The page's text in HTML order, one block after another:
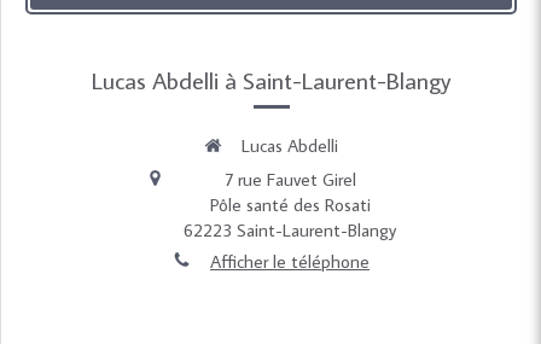
Lucas Abdelli à Saint-Laurent-Blangy
Lucas Abdelli
7 rue Fauvet Girel
Pôle santé des Rosati
62223 Saint-Laurent-Blangy
Afficher le téléphone